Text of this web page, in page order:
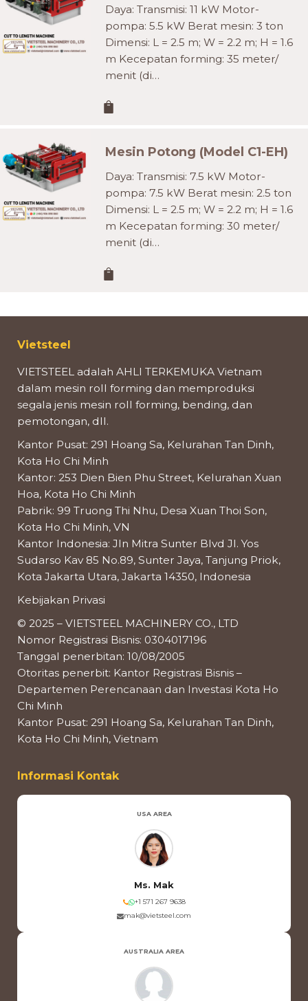
Daya: Transmisi: 11 kW Motor-
pompa: 5.5 kW Berat mesin: 3 ton
Dimensi: L = 2.5 m; W = 2.2 m; H = 1.6
m Kecepatan forming: 35 meter/
menit (di…
Mesin Potong (Model C1-EH)
Daya: Transmisi: 7.5 kW Motor-
pompa: 7.5 kW Berat mesin: 2.5 ton
Dimensi: L = 2.5 m; W = 2.2 m; H = 1.6
m Kecepatan forming: 30 meter/
menit (di…
Vietsteel
VIETSTEEL adalah AHLI TERKEMUKA Vietnam
dalam mesin roll forming dan memproduksi
segala jenis mesin roll forming, bending, dan
pemotongan, dll.
Kantor Pusat: 291 Hoang Sa, Kelurahan Tan Dinh,
Kota Ho Chi Minh
Kantor: 253 Dien Bien Phu Street, Kelurahan Xuan
Hoa, Kota Ho Chi Minh
Pabrik: 99 Truong Thi Nhu, Desa Xuan Thoi Son,
Kota Ho Chi Minh, VN
Kantor Indonesia: Jln Mitra Sunter Blvd Jl. Yos
Sudarso Kav 85 No.89, Sunter Jaya, Tanjung Priok,
Kota Jakarta Utara, Jakarta 14350, Indonesia
Kebijakan Privasi
© 2025 – VIETSTEEL MACHINERY CO., LTD
Nomor Registrasi Bisnis: 0304017196
Tanggal penerbitan: 10/08/2005
Otoritas penerbit: Kantor Registrasi Bisnis –
Departemen Perencanaan dan Investasi Kota Ho
Chi Minh
Kantor Pusat: 291 Hoang Sa, Kelurahan Tan Dinh,
Kota Ho Chi Minh, Vietnam
Informasi Kontak
USA AREA
Ms. Mak
+1 571 267 9638
mak@vietsteel.com
AUSTRALIA AREA